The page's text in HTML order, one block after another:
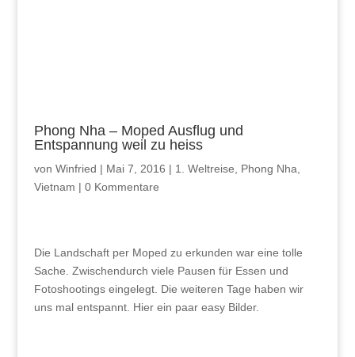
Phong Nha – Moped Ausflug und
Entspannung weil zu heiss
von Winfried | Mai 7, 2016 | 1. Weltreise Phong Nha
Vietnam | 0 Kommentare
Die Landschaft per Moped zu erkunden war eine tolle
Sache. Zwischendurch viele Pausen für Essen und
Fotoshootings eingelegt. Die weiteren Tage haben wir
uns mal entspannt. Hier ein paar easy Bilder.